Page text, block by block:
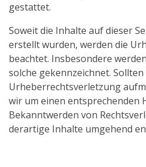
gestattet.
Soweit die Inhalte auf dieser
erstellt wurden, werden die
beachtet. Insbesondere
solche gekennzeichnet.
Urheberrechtsverletzung
wir um einen entsprechenden
Bekanntwerden von
derartige Inhalte umgehend